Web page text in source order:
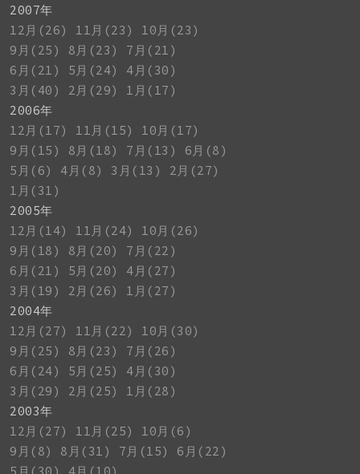
2007年
12月(26)
11月(23)
10月(23)
9月(25)
8月(23)
7月(21)
6月(21)
5月(24)
4月(30)
3月(40)
2月(29)
1月(17)
2006年
12月(17)
11月(15)
10月(17)
9月(15)
8月(18) 7月(13)
6月(8)
5月(6)
4月(8) 3月(13)
2月(27)
1月(31)
2005年
12月(14)
11月(24)
10月(26)
9月(18)
8月(20)
7月(22)
6月(21)
5月(20)
4月(27)
3月(19)
2月(26)
1月(27)
2004年
12月(27)
11月(22)
10月(30)
9月(25)
8月(23)
7月(26)
6月(24)
5月(25)
4月(30)
3月(29)
2月(25)
1月(28)
2003年
12月(27)
11月(25)
10月(6)
9月(8)
8月(31) 7月(15)
6月(22)